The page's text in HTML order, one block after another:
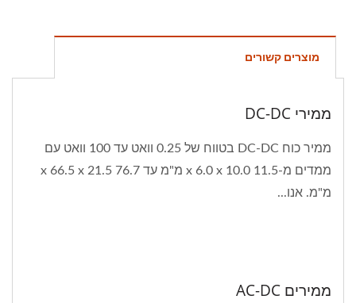
מוצרים קשורים
ממירי DC-DC
ממיר כוח DC-DC בטווח של 0.25 וואט עד 100 וואט עם
ממדים מ-11.5 x 6.0 x 10.0 מ"מ עד 76.7 x 66.5 x 21.5
מ"מ. אנו...
ממירים AC-DC